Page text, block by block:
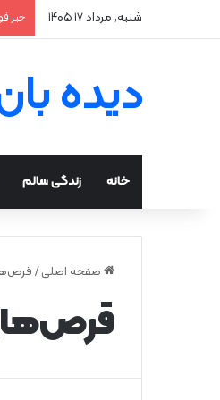
شنبه, مرداد ۱۷ ۱۴۰۵ خبر
دیده
خانه زندگی سالم
صفحه اصلی /